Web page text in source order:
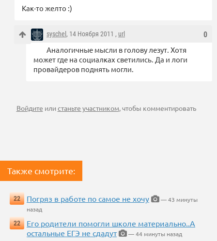
Как-то желто :)
0
syschel , 14 Ноября 2011 , url
Аналогичные мысли в голову лезут. Хотя
может где на социалках светились. Да и логи
провайдеров поднять могли.
Войдите илистаньте участником, чтобы комментировать
Также смотрите:
22 Погряз в работе по самое не хочу
— 43 минуты
назад
22
Его родители помогли школе материально..А
остальные ЕГЭ не сдадут
— 44 минуты назад